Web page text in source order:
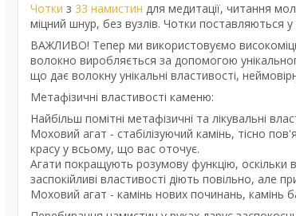
Чотки з 33 намистин для медитації, читання
міцний шнур, без вузлів. Чотки поставляються
ВАЖЛИВО! Тепер ми використовуємо
волокно виробляється за допомогою
що дає волокну унікальні властивості,
Метафізичні властивості каменю:
Найбільш помітні метафізичні та лікувальні
Моховий агат - стабілізуючий камінь, тісно
красу у всьому, що вас оточує.
Агати покращують розумову функцію, оскільки
заспокійливі властивості діють повільно, але
Моховий агат - камінь нових починань, камінь